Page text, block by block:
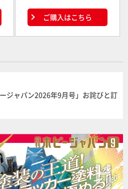
ご購入はこちら
ージャパン2026年9月号」お詫びと訂